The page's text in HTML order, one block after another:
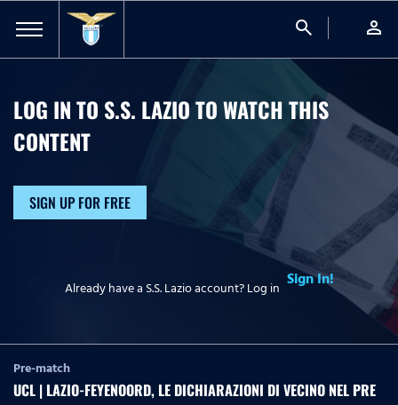
search person
LOG IN TO S.S. LAZIO TO WATCHTHIS
CONTENT
SIGN UP FOR FREE
Already have a S.S. Lazio account? Log in Sign In!
Pre-match
UCL | LAZIO-FEYENOORD, LE DICHIARAZIONI DI VECINO NEL PRE